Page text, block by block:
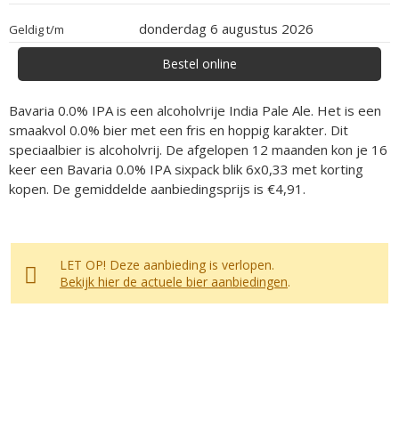
Geldig t/m donderdag 6 augustus 2026
Bestel online
Bavaria 0.0% IPA is een alcoholvrije India Pale Ale. Het is een
smaakvol 0.0% bier met een fris en hoppig karakter. Dit
speciaalbier is alcoholvrij. De afgelopen 12 maanden kon je 16
keer een Bavaria 0.0% IPA sixpack blik 6x0,33 met korting
kopen. De gemiddelde aanbiedingsprijs is €4,91.
LET OP! Deze aanbieding is verlopen.
Bekijk hier de actuele bier aanbiedingen.